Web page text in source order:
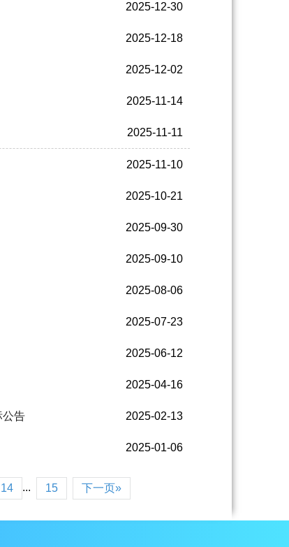
2025-12-30
2025-12-18
2025-12-02
2025-11-14
2025-11-11
2025-11-10
2025-10-21
2025-09-30
2025-09-10
2025-08-06
2025-07-23
2025-06-12
2025-04-16
公告 2025-02-13
2025-01-06
14 ... 15 下一页»